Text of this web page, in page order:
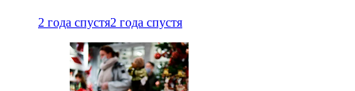
2 года спустя2 года спустя